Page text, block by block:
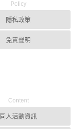
Policy
隱私政策
免責聲明
Content
同人活動資訊